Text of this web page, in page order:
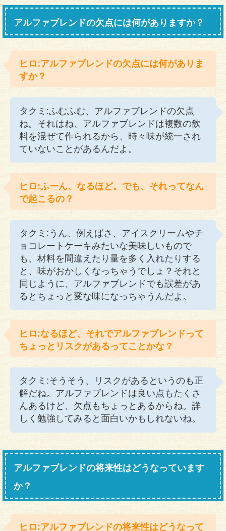
アルファブレンドの欠点には何がありますか？
ヒロ:アルファブレンドの欠点には何がありま
すか？
タクミ:ふむふむ、アルファブレンドの欠点
ね。それはね、アルファブレンドは複数の飲
料を混ぜて作られるから、時々味が統一され
ていないことがあるんだよ。
ヒロ:ふーん、なるほど。でも、それってなん
で起こるの？
タクミ:うん、例えばさ、アイスクリームやチ
ョコレートケーキみたいな美味しいもので
も、材料を間違えたり量を多く入れたりする
と、味がおかしくなっちゃうでしょ？それと
同じように、アルファブレンドでも誤差があ
るとちょっと変な味になっちゃうんだよ。
ヒロ:なるほど、それでアルファブレンドって
ちょっとリスクがあるってことかな？
タクミ:そうそう、リスクがあるというのも正
解だね。アルファブレンドは良い点もたくさ
んあるけど、欠点もちょっとあるからね。詳
しく勉強してみると面白いかもしれないね。
アルファブレンドの将来性はどうなっています
か？
ヒロ:アルファブレンドの将来性はどうなって